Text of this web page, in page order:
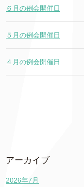
６月の例会開催日
５月の例会開催日
４月の例会開催日
アーカイブ
2026年7月